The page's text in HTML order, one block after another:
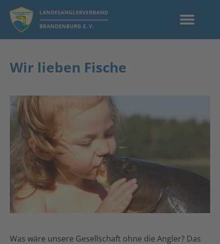
Wir lieben Fische
Was wäre unsere Gesellschaft ohne die Angler? Das